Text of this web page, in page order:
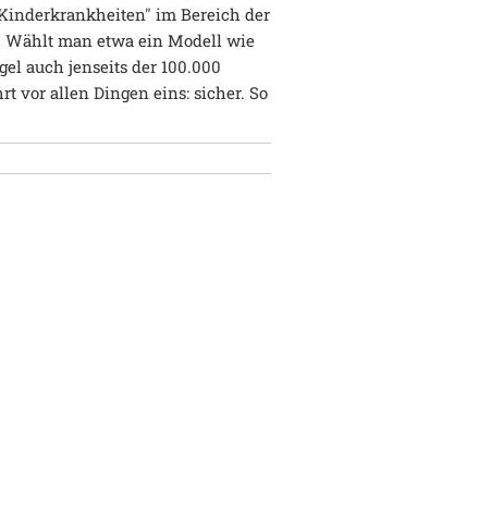
im Bereich der
man etwa ein Modell wie
auch jenseits der 100.000
vor allen Dingen eins: sicher. So